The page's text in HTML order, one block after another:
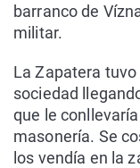
barranco de
militar.
La Zapatera
sociedad
que le
masonería. Se
los vendía en la